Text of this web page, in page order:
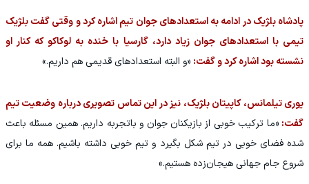
پادشاه بلژیک در ادامه به استعدادهای جوان تیم اشاره کرد و وقتی گفت بلژیک
تیمی با استعدادهای جوان زیاد دارد، گارسیا با خنده به لوکاکو که کنار او
نشسته بود اشاره کرد و گفت: «و البته استعدادهای قدیمی هم داریم.»
یوری تیلمانس، کاپیتان بلژیک، نیز در این تماس تصویری درباره وضعیت تیم
گفت: «ما ترکیب خوبی از بازیکنان جوان و باتجربه داریم. همین مسئله باعث
شده فضای خوبی در تیم شکل بگیرد و تیم خوبی داشته باشیم. همه ما برای
شروع جام جهانی هیجان‌زده هستیم.»